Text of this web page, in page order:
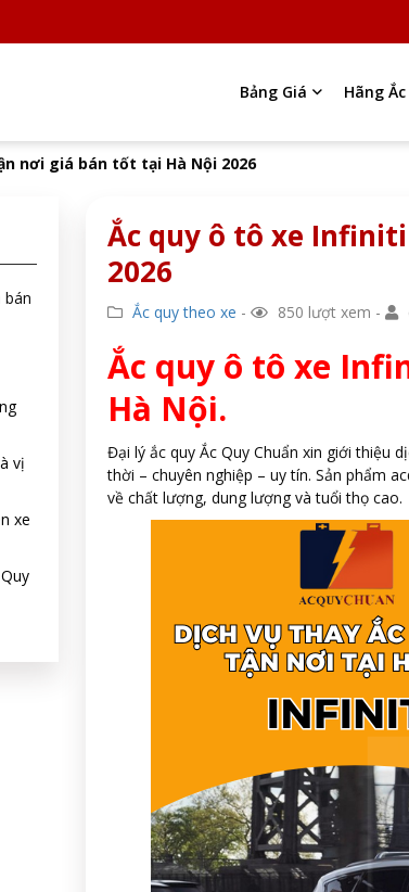
Bảng Giá Hãng
nơi giá bán tốt tại Hà Nội 2026
bán
vị
xe
Ắc quy ô tô xe
2026
Ắc quy theo xe - 850 lượt xem -
Ắc quy ô tô xe
Hà Nội.
Đại lý ắc quy Ắc Quy Chuẩn xin giới thiệu
thời – chuyên nghiệp – uy tín. Sản phẩm
về chất lượng, dung lượng và tuổi thọ cao.